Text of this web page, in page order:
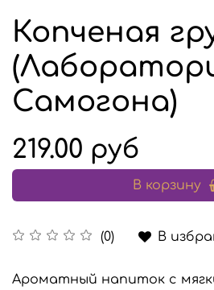
Копченая
Самогона)
(0) В
219.00 руб
В корзину
Ароматный напиток с